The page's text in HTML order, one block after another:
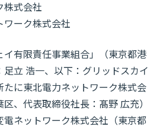
株式会社
ワーク株式会社
イ有限責任事業組合」（東京都港
立 浩一、以下：グリッドスカイ
たに東北電力ネットワーク株式会
、代表取締役社長：髙野 広充）
電ネットワーク株式会社（東京都